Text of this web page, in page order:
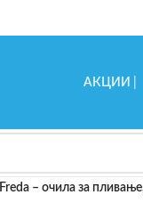
АКЦИИ
Freda – очила за